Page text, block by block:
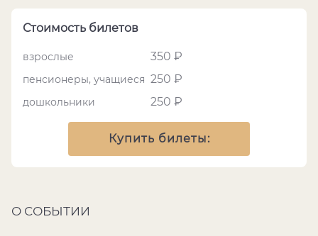
Стоимость билетов
взрослые 350 ₽
пенсионеры, учащиеся 250 ₽
дошкольники 250 ₽
Купить билеты:
О СОБЫТИИ